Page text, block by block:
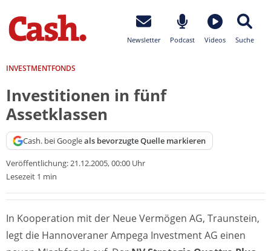
Newsletter Podcast Videos Suche
INVESTMENTFONDS
Investitionen in fünf
Assetklassen
Cash. bei Googleals bevorzugte Quelle markieren
Veröffentlichung:21.12.2005, 00:00 Uhr
Lesezeit 1 min
In Kooperation mit der Neue Vermögen AG, Traunstein,
legt die Hannoveraner Ampega Investment AG einen